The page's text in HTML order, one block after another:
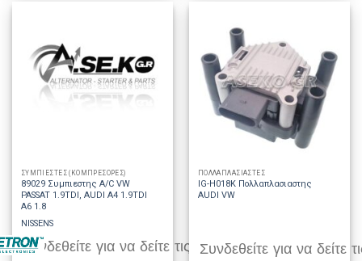
ΣΥΜΠΙΕΣΤΕΣ (ΚΟΜΠΡΕΣΟΡΕΣ)
89029 Συμπιεστης A/C VW
PASSAT 1.9TDI, AUDI A4 1.9TDI
A6 1.8
NISSENS
Συνδεθείτε για να δείτε τις τιμές
ΠΟΛΛΑΠΛΑΣΙΑΣΤΕΣ
IG-H018K Πολλαπλασιαστης
AUDI VW
Συνδεθείτε για να δείτε